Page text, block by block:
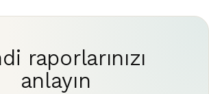
raporlarınızı
anlayın